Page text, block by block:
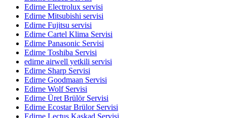
Edirne Electrolux servisi
Edirne Mitsubishi servisi
Edirne Fujitsu servisi
Edirne Cartel Klima Servisi
Edirne Panasonic Servisi
Edirne Toshiba Servisi
edirne airwell yetkili servisi
Edirne Sharp Servisi
Edirne Goodmaan Servisi
Edirne Wolf Servisi
Edirne Üret Brülör Servisi
Edirne Ecostar Brülor Servisi
Edirne Lectus Kaskad Servisi